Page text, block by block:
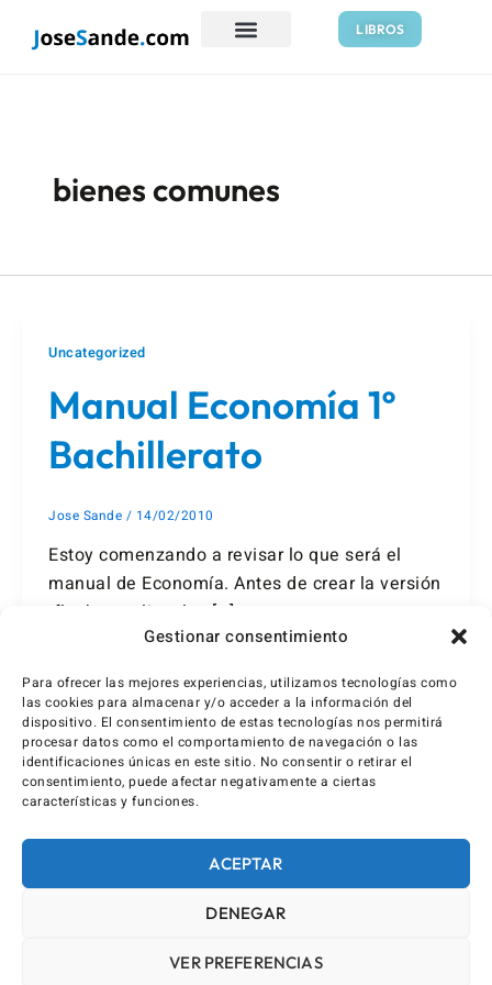
Gestionar consentimiento
Para ofrecer las mejores experiencias, utilizamos tecnologías como
las cookies para almacenar y/o acceder a la información del
dispositivo. El consentimiento de estas tecnologías nos permitirá
procesar datos como el comportamiento de navegación o las
identificaciones únicas en este sitio. No consentir o retirar el
consentimiento, puede afectar negativamente a ciertas
características y funciones.
ACEPTAR
DENEGAR
VER PREFERENCIAS
LIBROS
bienes comunes
Uncategorized
Manual Economía 1º
Bachillerato
Jose Sande / 14/02/2010
Estoy comenzando a revisar lo que será el
manual de Economía. Antes de crear la versión
flash y realizar las […]